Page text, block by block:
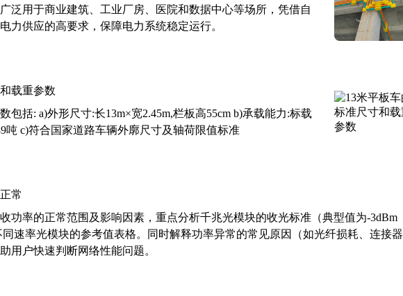
泛用于商业建筑、工业厂房、医院和数据中心等场所，凭借自
力供应的高要求，保障电力系统稳定运行。
载重参数
包括: a)外形尺寸:长13m×宽2.45m,栏板高55cm b)承载能力:标载
吨 c)符合国家道路车辆外廓尺寸及轴荷限值标准
常
功率的正常范围及影响因素，重点分析千兆光模块的收光标准（典型值为-3dBm
同速率光模块的参考值表格。同时解释功率异常的常见原因（如光纤损耗、连接器
用户快速判断网络性能问题。